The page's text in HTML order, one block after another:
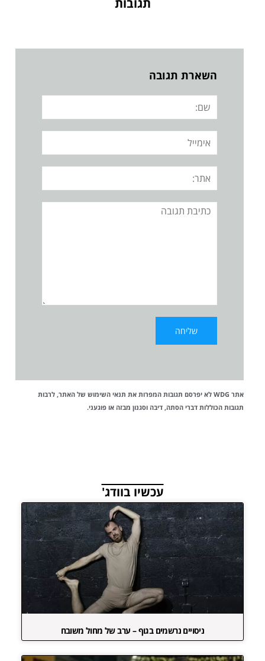
תגובות
השארת תגובה
שם:
אימייל
אתר:
תגובה
אתר WDG לא יפרסם תגובות המפרות את תנאי השימוש של האתר, לרבות
תגובות הכוללות דברי הסתה, דיבה וסגנון מבזה או פוגעני.
עכשיו בוודג'
ניסויים נרשמים בגוף – ערב של מחול משובח